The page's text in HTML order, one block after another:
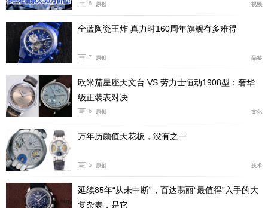
6 原创 视频
全蓝陶瓷王炸 真力时160周年旗舰有多难得
7 原创 品鉴
欧米茄星座天文台 VS 劳力士恒动1908型：奢华
级正装表对决
6 原创 文化
万年历颜值天花板，没有之一
5 原创 技术
延续85年“从未中断”，百达翡丽“最值得”入手的大
复杂表，是它